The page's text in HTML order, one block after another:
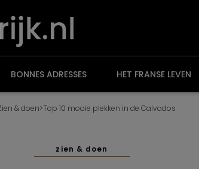
BONNES ADRESSES HET FRANSE LEVEN
& doen>Top 10 mooie plekken in de Calvados
zien & doen